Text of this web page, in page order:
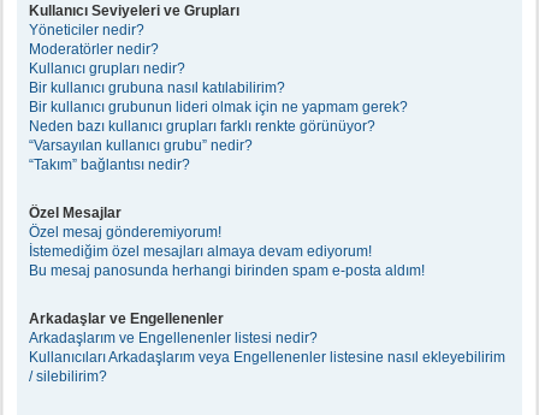
Kullanıcı Seviyeleri ve Grupları
Yöneticiler nedir?
Moderatörler nedir?
Kullanıcı grupları nedir?
Bir kullanıcı grubuna nasıl katılabilirim?
Bir kullanıcı grubunun lideri olmak için ne yapmam gerek?
Neden bazı kullanıcı grupları farklı renkte görünüyor?
“Varsayılan kullanıcı grubu” nedir?
“Takım” bağlantısı nedir?
Özel Mesajlar
Özel mesaj gönderemiyorum!
İstemediğim özel mesajları almaya devam ediyorum!
Bu mesaj panosunda herhangi birinden spam e-posta aldım!
Arkadaşlar ve Engellenenler
Arkadaşlarım ve Engellenenler listesi nedir?
Kullanıcıları Arkadaşlarım veya Engellenenler listesine nasıl ekleyebilirim
/ silebilirim?